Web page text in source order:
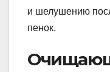
и шелушению
пенок.